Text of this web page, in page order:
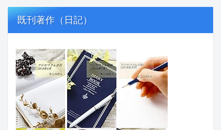
既刊著作（日記）